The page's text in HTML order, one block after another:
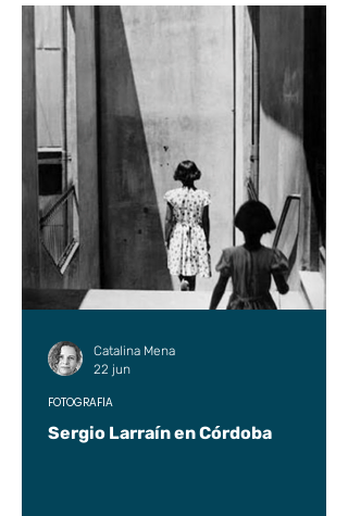
Sergio Larraín en Córdoba
FOTOGRAFÍA
Catalina Mena
22 jun